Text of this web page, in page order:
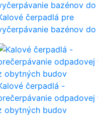
čerpadlá pre
bazénov do
čerpadlá -
odpadovej
obytných budov